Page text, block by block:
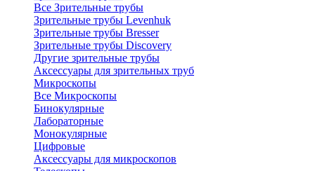
Все Зрительные трубы
Зрительные трубы Levenhuk
Зрительные трубы Bresser
Зрительные трубы Discovery
Другие зрительные трубы
Аксессуары для зрительных труб
Микроскопы
Все Микроскопы
Бинокулярные
Лабораторные
Монокулярные
Цифровые
Аксессуары для микроскопов